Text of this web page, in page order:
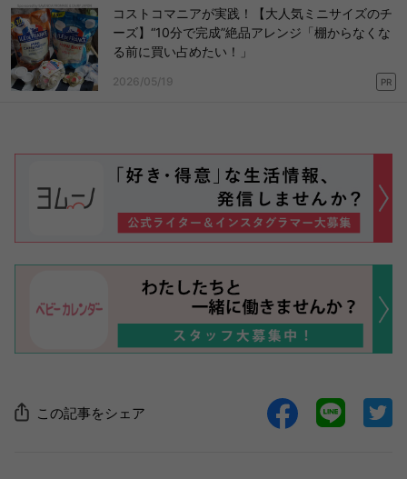
コストコマニアが実践！【大人気ミニサイズのチ
ーズ】“10分で完成”絶品アレンジ「棚からなくな
る前に買い占めたい！」
2026/05/19 PR
この記事をシェア